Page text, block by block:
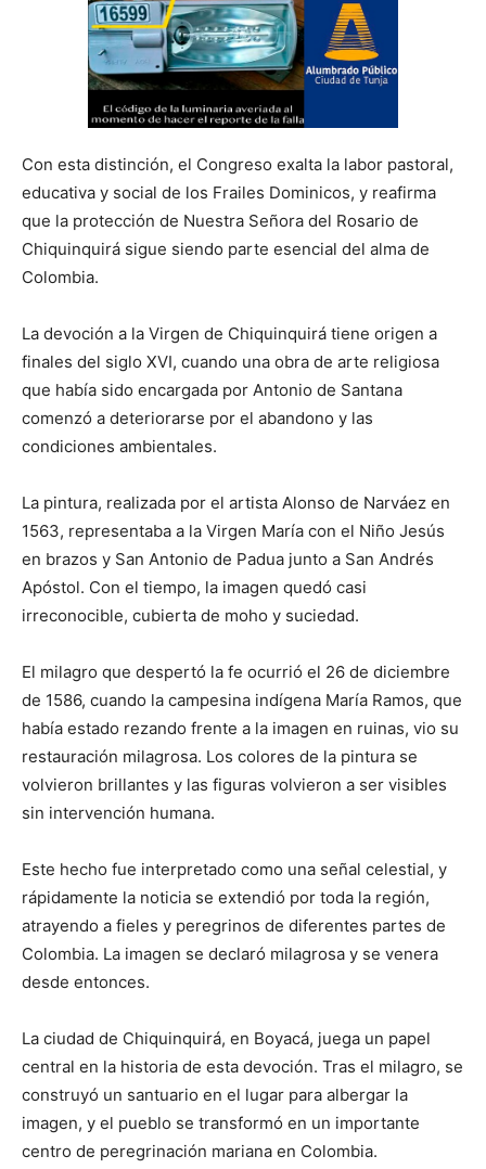
Con esta distinción, el Congreso exalta la labor pastoral,
educativa y social de los Frailes Dominicos, y reafirma
que la protección de Nuestra Señora del Rosario de
Chiquinquirá sigue siendo parte esencial del alma de
Colombia.
La devoción a la Virgen de Chiquinquirá tiene origen a
finales del siglo XVI, cuando una obra de arte religiosa
que había sido encargada por Antonio de Santana
comenzó a deteriorarse por el abandono y las
condiciones ambientales.
La pintura, realizada por el artista Alonso de Narváez en
1563, representaba a la Virgen María con el Niño Jesús
en brazos y San Antonio de Padua junto a San Andrés
Apóstol. Con el tiempo, la imagen quedó casi
irreconocible, cubierta de moho y suciedad.
El milagro que despertó la fe ocurrió el 26 de diciembre
de 1586, cuando la campesina indígena María Ramos, que
había estado rezando frente a la imagen en ruinas, vio su
restauración milagrosa. Los colores de la pintura se
volvieron brillantes y las figuras volvieron a ser visibles
sin intervención humana.
Este hecho fue interpretado como una señal celestial, y
rápidamente la noticia se extendió por toda la región,
atrayendo a fieles y peregrinos de diferentes partes de
Colombia. La imagen se declaró milagrosa y se venera
desde entonces.
La ciudad de Chiquinquirá, en Boyacá, juega un papel
central en la historia de esta devoción. Tras el milagro, se
construyó un santuario en el lugar para albergar la
imagen, y el pueblo se transformó en un importante
centro de peregrinación mariana en Colombia.